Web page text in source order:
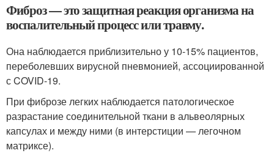
Фиброз — это защитная реакция организма на
воспалительный процесс или травму.
Она наблюдается приблизительно у 10-15% пациентов,
переболевших вирусной пневмонией, ассоциированной
с COVID-19.
При фиброзе легких наблюдается патологическое
разрастание соединительной ткани в альвеолярных
капсулах и между ними (в интерстиции — легочном
матриксе).